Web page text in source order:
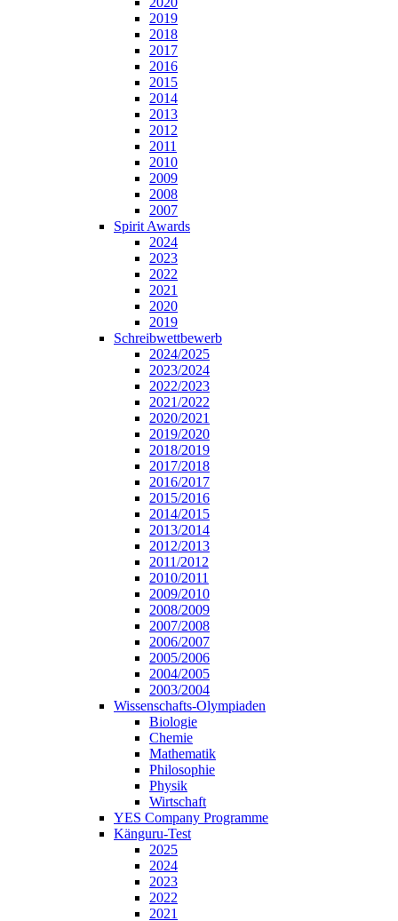
2019
2018
2017
2016
2015
2014
2013
2012
2011
2010
2009
2008
2007
Spirit Awards
2024
2023
2022
2021
2020
2019
Schreibwettbewerb
2024/2025
2023/2024
2022/2023
2021/2022
2020/2021
2019/2020
2018/2019
2017/2018
2016/2017
2015/2016
2014/2015
2013/2014
2012/2013
2011/2012
2010/2011
2009/2010
2008/2009
2007/2008
2006/2007
2005/2006
2004/2005
2003/2004
Wissenschafts-Olympiaden
Biologie
Chemie
Mathematik
Philosophie
Physik
Wirtschaft
YES Company Programme
Känguru-Test
2025
2024
2023
2022
2021